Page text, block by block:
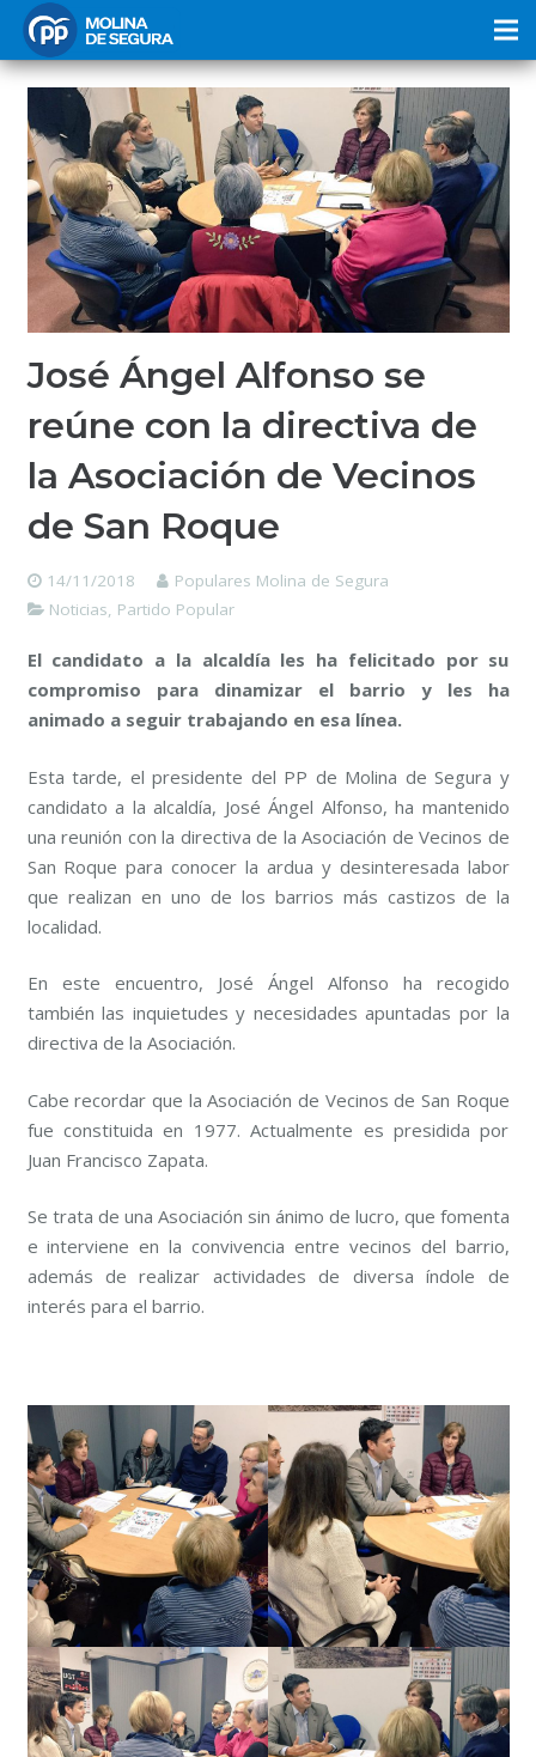
José Ángel Alfonso se
reúne con la directiva de
la Asociación de Vecinos
de San Roque
14/11/2018
Populares Molina de Segura
Noticias, Partido Popular
El candidato a la alcaldía les ha felicitado por su
compromiso para dinamizar el barrio y les ha
animado a seguir trabajando en esa línea.
Esta tarde, el presidente del PP de Molina de Segura y
candidato a la alcaldía, José Ángel Alfonso, ha mantenido
una reunión con la directiva de la Asociación de Vecinos de
San Roque para conocer la ardua y desinteresada labor
que realizan en uno de los barrios más castizos de la
localidad.
En este encuentro, José Ángel Alfonso ha recogido
también las inquietudes y necesidades apuntadas por la
directiva de la Asociación.
Cabe recordar que la Asociación de Vecinos de San Roque
fue constituida en 1977. Actualmente es presidida por
Juan Francisco Zapata.
Se trata de una Asociación sin ánimo de lucro, que fomenta
e interviene en la convivencia entre vecinos del barrio,
además de realizar actividades de diversa índole de
interés para el barrio.